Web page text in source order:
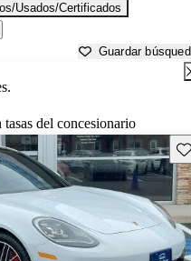
Usados/Certificados
Guardar
del concesionario